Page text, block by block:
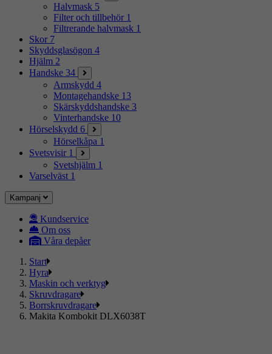
Halvmask 5
Filter och tillbehör 1
Filtrerande halvmask 1
Skor 7
Skyddsglasögon 4
Hjälm 2
Handske 34
Armskydd 4
Montagehandske 13
Skärskyddshandske 3
Vinterhandske 10
Hörselskydd 6
Hörselkåpa 1
Svetsvisir 1
Svetshjälm 1
Varselväst 1
Kampanj
Kundservice
Om oss
Våra depåer
Start
Hyra
Maskin och verktyg
Skruvdragare
Borrskruvdragare
Makita Kombokit DLX6038T